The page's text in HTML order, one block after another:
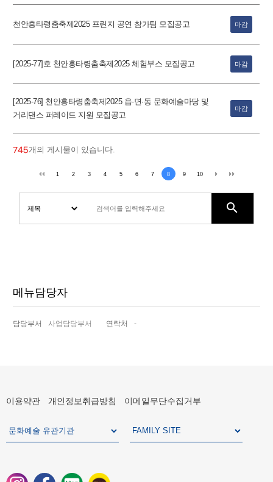
천안흥타령춤축제2025 프린지 공연 참가팀 모집공고 마감
[2025-77]호 천안흥타령춤축제2025 체험부스 모집공고 마감
[2025-76] 천안흥타령춤축제2025 읍·면·동 문화예술마당 및
거리댄스 퍼레이드 지원 모집공고
마감
745개의 게시물이 있습니다.
1 2 3 4 5 6 7 8 9 10
search
메뉴담당자
담당부서 사업담당부서 연락처 -
이용약관 개인정보취급방침 이메일무단수집거부